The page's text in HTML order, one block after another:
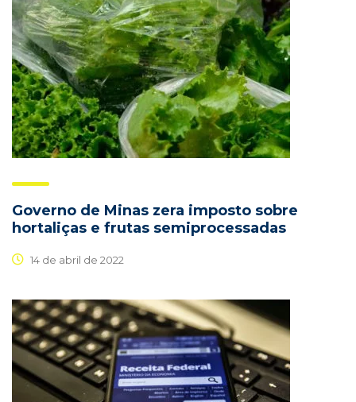
Governo de Minas zera imposto sobre
hortaliças e frutas semiprocessadas
14 de abril de 2022